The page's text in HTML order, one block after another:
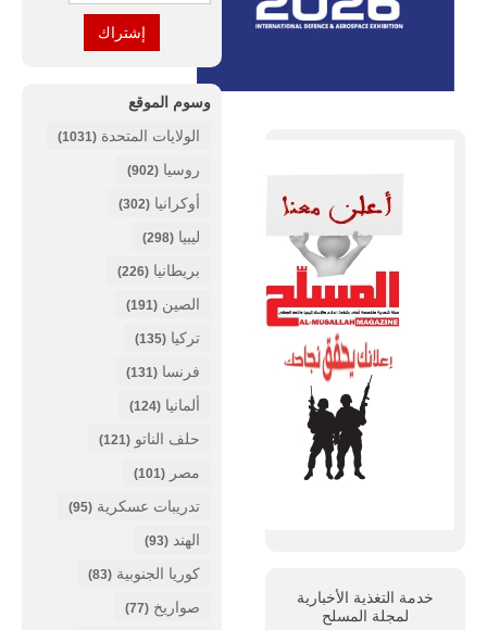
خدمة التغذية الأخبارية
لمجلة المسلح
وسوم الموقع
الولايات المتحدة (1031)
روسيا (902)
أوكرانيا (302)
ليبيا (298)
بريطانيا (226)
الصين (191)
تركيا (135)
فرنسا (131)
ألمانيا (124)
حلف الناتو (121)
مصر (101)
تدريبات عسكرية (95)
الهند (93)
كوريا الجنوبية (83)
صواريخ (77)